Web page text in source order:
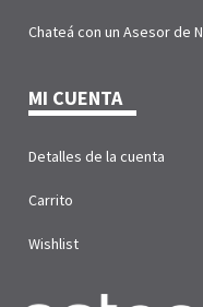
Chateá con un Asesor de
MI CUENTA
Detalles de la cuenta
Carrito
Wishlist